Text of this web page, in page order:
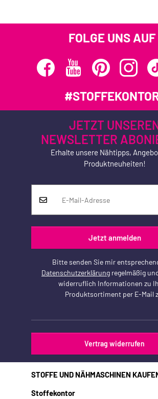
FOLGE UNS AUF
JETZT
NEWSLETTER
Erhalte unsere Nähtipps,
Produktneuheiten!
Jetzt anmelden
Bitte senden Sie mir
Datenschutzerklärung regelmäßig
widerruflich Informationen zu
Produktsortiment per E-Mail
Vertrag widerrufen
STOFFE UND NÄHMASCHINEN
Stoffekontor